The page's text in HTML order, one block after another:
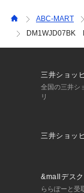
ABC-MART
DM1WJD07BK
三井ショッ
全国の三井シ
リ
三井ショッ
&mallデスク
ららぽーと受